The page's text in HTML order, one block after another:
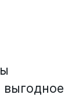
выгодное